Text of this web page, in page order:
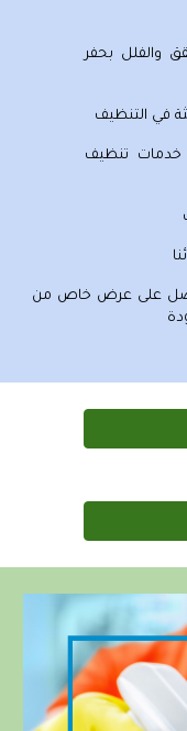
والفلل بحفر
في التنظيف
خدمات تنظيف
على عرض خاص من